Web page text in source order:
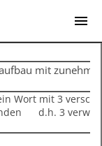
mit
mit 3
d.h. 3